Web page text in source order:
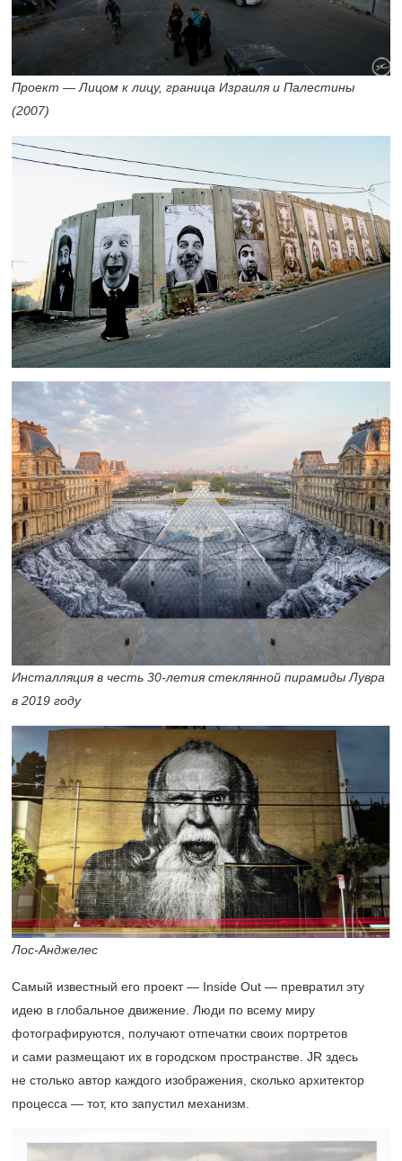
Проект — Лицом к лицу, граница Израиля и Палестины
(2007)
Инсталляция в честь 30-летия стеклянной пирамиды Лувра
в 2019 году
Лос-Анджелес
Самый известный его проект — Inside Out — превратил эту
идею в глобальное движение. Люди по всему миру
фотографируются, получают отпечатки своих портретов
и сами размещают их в городском пространстве. JR здесь
не столько автор каждого изображения, сколько архитектор
процесса — тот, кто запустил механизм.